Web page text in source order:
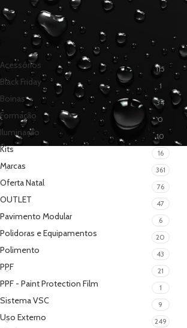
CATEGORIAS
Acessórios 115
Black Friday 1
Boinas 34
Formação 0
Iluminação 10
Kits 16
Marcas 361
Oferta Natal 76
OUTLET 47
Pavimento Modular 6
Polidoras e Equipamentos 20
Polimento 43
PPF 21
PPF - Paint Protection Film 1
Sistema VSC 9
Uso Externo 249